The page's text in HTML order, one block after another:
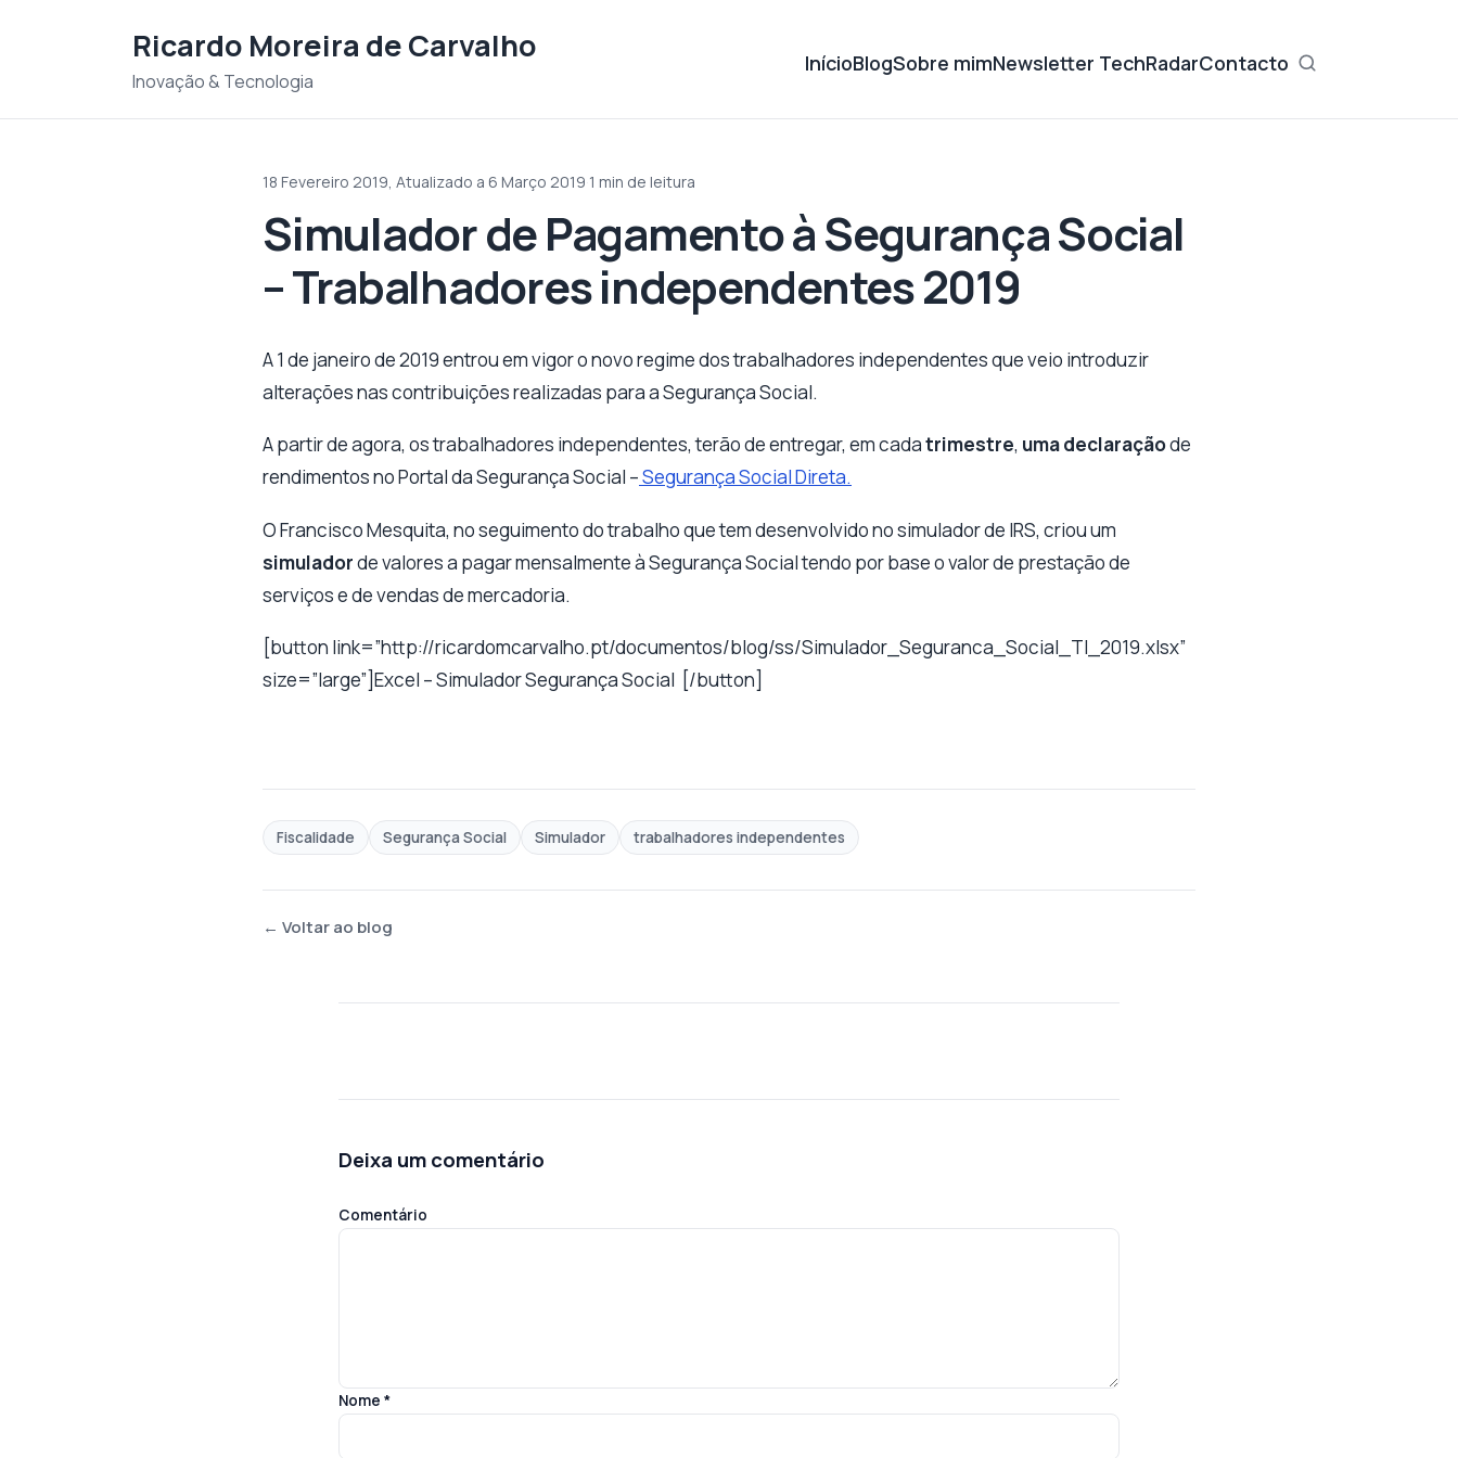
Ricardo Moreira de Carvalho
Inovação & Tecnologia
InícioBlogSobre mimNewsletter TechRadarContacto
18 Fevereiro 2019, Atualizado a 6 Março 2019 1 min de leitura
Simulador de Pagamento à Segurança Social
– Trabalhadores independentes 2019
A 1 de janeiro de 2019 entrou em vigor o novo regime dos trabalhadores independentes que veio introduzir
alterações nas contribuições realizadas para a Segurança Social.
A partir de agora, os trabalhadores independentes, terão de entregar, em cadatrimestre, uma declaraçãode
rendimentos no Portal da Segurança Social –Segurança Social Direta.
O Francisco Mesquita, no seguimento do trabalho que tem desenvolvido no simulador de IRS, criou um
simuladorde valores a pagar mensalmente à Segurança Social tendo por base o valor de prestação de
serviços e de vendas de mercadoria.
[button link=”http://ricardomcarvalho.pt/documentos/blog/ss/Simulador_Seguranca_Social_TI_2019.xlsx”
size=”large”]Excel – Simulador Segurança Social [/button]
Fiscalidade Segurança Social Simulador trabalhadores independentes
← Voltar ao blog
Deixa um comentário
Comentário
Nome *